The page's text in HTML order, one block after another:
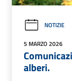
NOTIZIE
5 MARZO 2026
alberi.